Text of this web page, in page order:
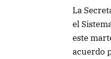
La
el
este
acuerdo